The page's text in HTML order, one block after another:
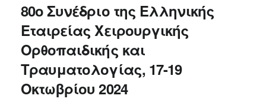
80o Συνέδριο της Ελληνικής
Εταιρείας Χειρουργικής
Ορθοπαιδικής και
Τραυματολογίας, 17-19
Οκτωβρίου 2024